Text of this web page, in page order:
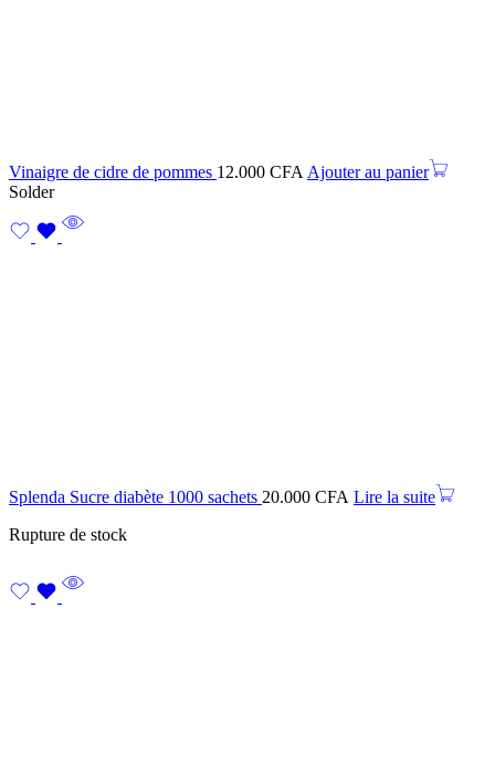
Vinaigre de cidre de pommes 12.000 CFA Ajouter au panier
Solder
Splenda Sucre diabète 1000 sachets 20.000 CFA Lire la suite
Rupture de stock